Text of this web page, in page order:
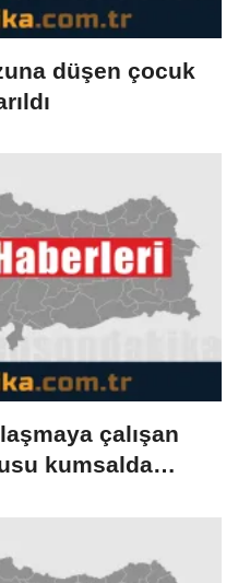
düşen çocuk
çalışan
kumsalda